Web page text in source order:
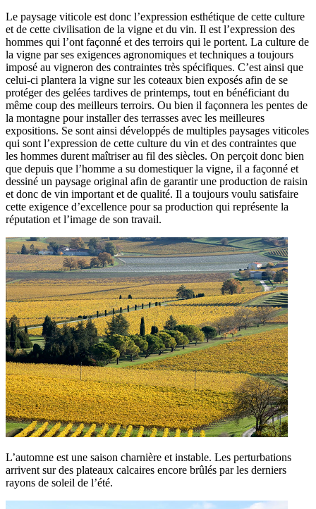
Le paysage viticole est donc l’expression esthétique de cette culture
et de cette civilisation de la vigne et du vin. Il est l’expression des
hommes qui l’ont façonné et des terroirs qui le portent. La culture de
la vigne par ses exigences agronomiques et techniques a toujours
imposé au vigneron des contraintes très spécifiques. C’est ainsi que
celui-ci plantera la vigne sur les coteaux bien exposés afin de se
protéger des gelées tardives de printemps, tout en bénéficiant du
même coup des meilleurs terroirs. Ou bien il façonnera les pentes de
la montagne pour installer des terrasses avec les meilleures
expositions. Se sont ainsi développés de multiples paysages viticoles
qui sont l’expression de cette culture du vin et des contraintes que
les hommes durent maîtriser au fil des siècles. On perçoit donc bien
que depuis que l’homme a su domestiquer la vigne, il a façonné et
dessiné un paysage original afin de garantir une production de raisin
et donc de vin important et de qualité. Il a toujours voulu satisfaire
cette exigence d’excellence pour sa production qui représente la
réputation et l’image de son travail.
L’automne est une saison charnière et instable. Les perturbations
arrivent sur des plateaux calcaires encore brûlés par les derniers
rayons de soleil de l’été.